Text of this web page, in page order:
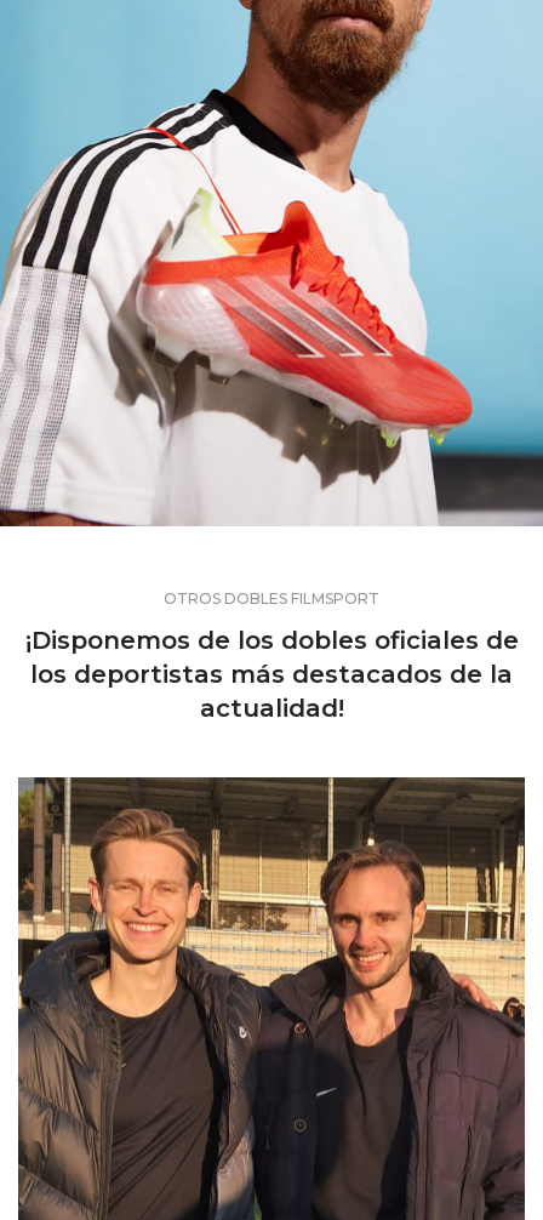
OTROS DOBLES FILMSPORT
¡Disponemos de los dobles oficiales de
los deportistas más destacados de la
actualidad!